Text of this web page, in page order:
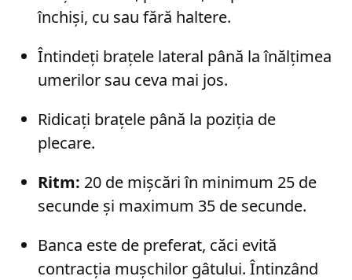
închiși, cu sau fără haltere.
Întindeți brațele lateral până la înălțimea
umerilor sau ceva mai jos.
Ridicați brațele până la poziția de
plecare.
Ritm: 20 de mișcări în minimum 25 de
secunde și maximum 35 de secunde.
Banca este de preferat, căci evită
contracția mușchilor gâtului. Întinzând